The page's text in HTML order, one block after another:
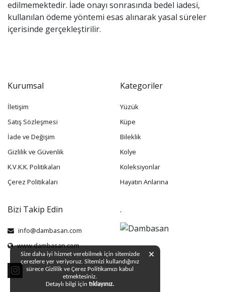
edilmemektedir. İade onayı sonrasında bedel iadesi,
kullanılan ödeme yöntemi esas alınarak yasal süreler
içerisinde gerçekleştirilir.
Kurumsal
İletişim
Satış Sözleşmesi
İade ve Değişim
Gizlilik ve Güvenlik
K.V.K.K. Politikaları
Çerez Politikaları
Kategoriler
Yüzük
Küpe
Bileklik
Kolye
Koleksiyonlar
Hayatın Anlarına
Bizi Takip Edin
info@dambasan.com
www.dambasan.com
.
Size daha iyi hizmet verebilmek için sitemizde
çerezlere yer veriyoruz. Sitemizi kullandığınız
sürece Gizlilik ve Çerez Politikamızı kabul
etmektesiniz.
Detaylı bilgi içintıklayınız.